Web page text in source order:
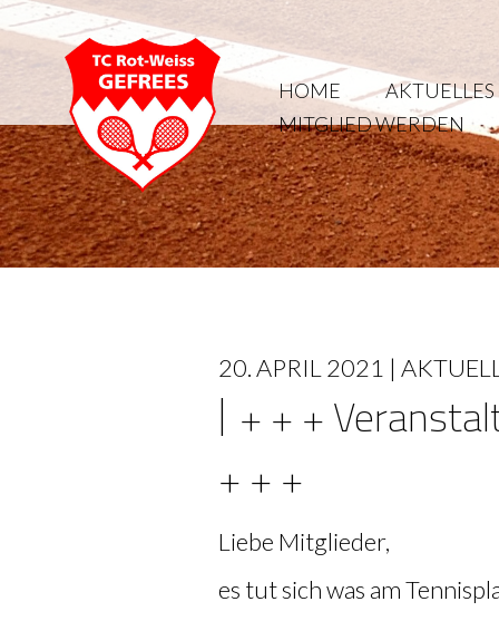
HOME
AKTUELLES
MITGLIED WERDEN
20. APRIL 2021 |
+ + +
+ + +
Liebe Mitglieder,
es tut sich was am